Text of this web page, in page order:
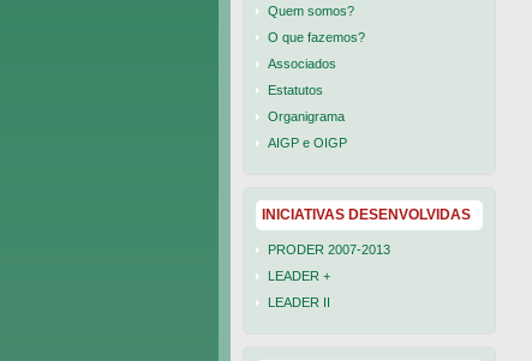
Quem somos?
O que fazemos?
Associados
Estatutos
Organigrama
AIGP e OIGP
INICIATIVAS DESENVOLVIDAS
PRODER 2007-2013
LEADER +
LEADER II